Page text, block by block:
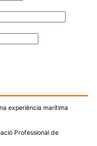
experiència marítima
Professional de